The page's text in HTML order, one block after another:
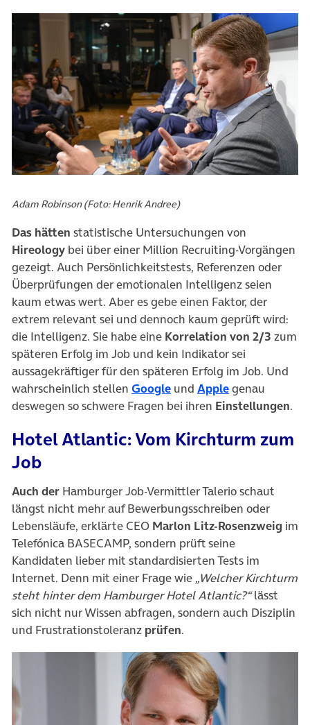
Adam Robinson (Foto: Henrik Andree)
Das hätten statistische Untersuchungen von
Hireology bei über einer Million Recruiting-Vorgängen
gezeigt. Auch Persönlichkeitstests, Referenzen oder
Überprüfungen der emotionalen Intelligenz seien
kaum etwas wert. Aber es gebe einen Faktor, der
extrem relevant sei und dennoch kaum geprüft wird:
die Intelligenz. Sie habe eine Korrelation von 2/3 zum
späteren Erfolg im Job und kein Indikator sei
aussagekräftiger für den späteren Erfolg im Job. Und
wahrscheinlich stellen Google(öffnet in neuem Tab)
und Apple(öffnet in
genau
deswegen so schwere Fragen bei ihren Einstellungen.
Hotel Atlantic: Vom Kirchturm zum
Job
Auch der Hamburger Job-Vermittler Talerio schaut
längst nicht mehr auf Bewerbungsschreiben oder
Lebensläufe, erklärte CEO Marlon Litz-Rosenzweig im
Telefónica BASECAMP, sondern prüft seine
Kandidaten lieber mit standardisierten Tests im
Internet. Denn mit einer Frage wie „Welcher Kirchturm
steht hinter dem Hamburger Hotel Atlantic?“lässt
sich nicht nur Wissen abfragen, sondern auch Disziplin
und Frustrationstoleranz prüfen.